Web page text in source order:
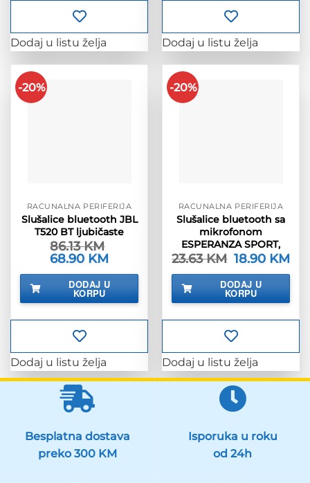
Dodaj u listu želja Dodaj u listu želja
-20%
RAČUNALNA PERIFERIJA
Slušalice bluetooth JBL
T520 BT ljubičaste
86.13KM
Izvorna
cijena
bila
86.13 KM.
68.90 KM
je:
68.90 KM.
DODAJ U
KORPU
Dodaj u listu želja
-20%
RAČUNALNA PERIFERIJA
Slušalice bluetooth sa
mikrofonom
ESPERANZA SPORT,
23.63KM Izvorna
cijena
bila
je:
23.63 KM.
18.90 KM
je:
DODAJ U
KORPU
Dodaj u listu želja
Besplatna dostava
preko 300 KM
Isporuka u roku
od 24h